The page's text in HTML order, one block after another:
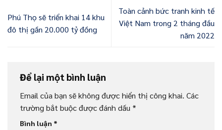
Phú Thọ sẽ triển khai 14 khu
đô thị gần 20.000 tỷ đồng
Toàn cảnh bức tranh kinh tế
Việt Nam trong 2 tháng đầu
năm 2022
Để lại một bình luận
Email của bạn sẽ không được hiển thị công khai. Các
trường bắt buộc được đánh dấu *
Bình luận *